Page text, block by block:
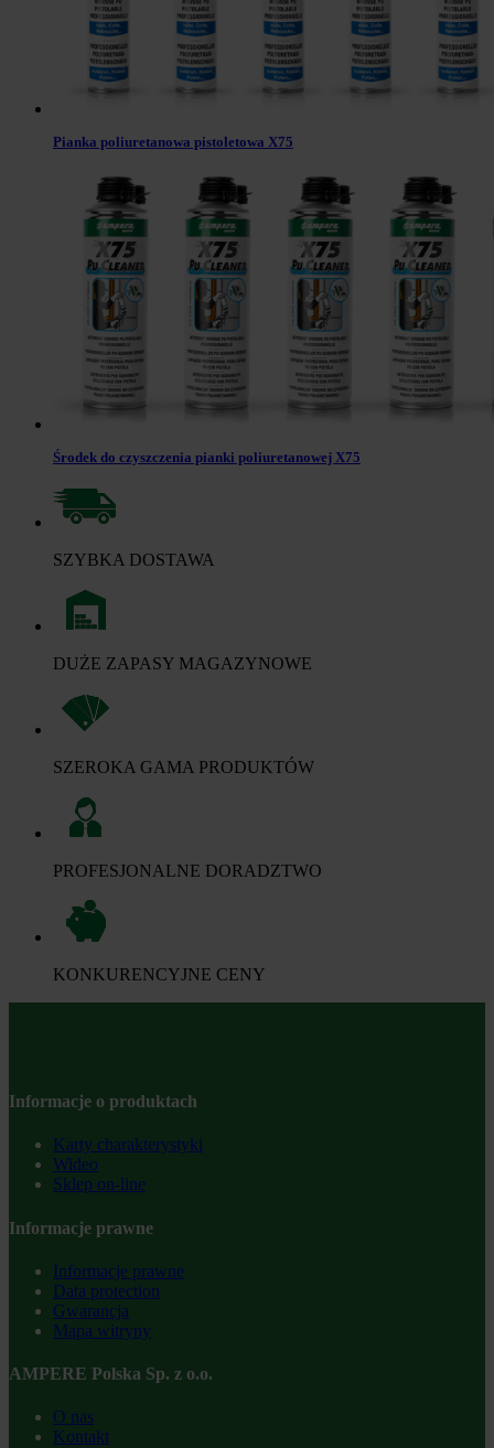
Pianka poliuretanowa pistoletowa X75
Środek do czyszczenia pianki poliuretanowej X75
SZYBKA DOSTAWA
DUŻE ZAPASY MAGAZYNOWE
SZEROKA GAMA PRODUKTÓW
PROFESJONALNE DORADZTWO
KONKURENCYJNE CENY
Informacje o produktach
Karty charakterystyki
Wideo
Sklep on-line
Informacje prawne
Informacje prawne
Data protection
Gwarancja
Mapa witryny
AMPERE Polska Sp. z o.o.
O nas
Kontakt